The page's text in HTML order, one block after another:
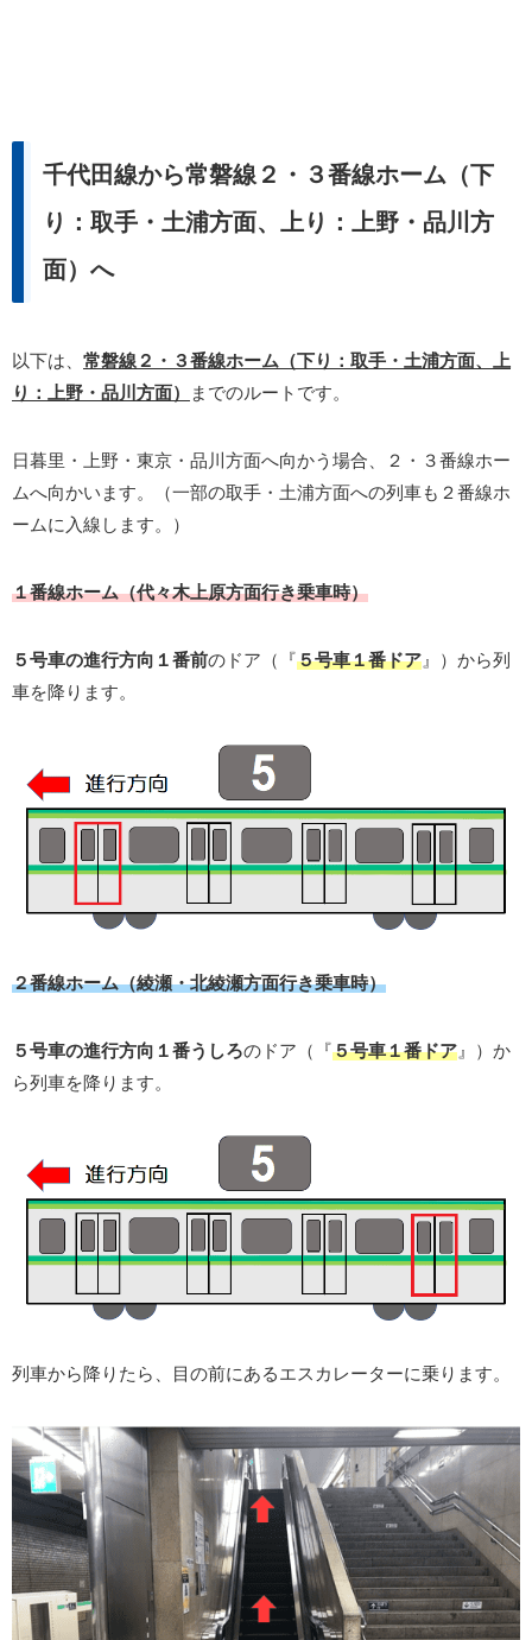
千代田線から常磐線２・３番線ホーム（下
り：取手・土浦方面、上り：上野・品川方
面）へ
以下は、 常磐線２・３番線ホーム（下り：取手・土浦方面、上
り：上野・品川方面）
までのルートです。
日暮里・上野・東京・品川方面へ向かう場合、２・３番線ホー
ムへ向かいます。（一部の取手・土浦方面への列車も２番線ホ
ームに入線します。）
１番線ホーム（代々木上原方面行き乗車時）
５号車の進行方向１番前のドア（『５号車１番ドア 』）から列
車を降ります。
２番線ホーム（綾瀬・北綾瀬方面行き乗車時）
５号車の進行方向１番うしろのドア（『５号車１番ドア 』）か
ら列車を降ります。
列車から降りたら、目の前にあるエスカレーターに乗ります。